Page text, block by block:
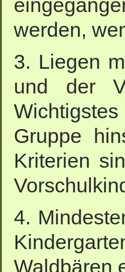
werden,
3. Liegen
und der
Gruppe
Kriterien
4.
Waldbären